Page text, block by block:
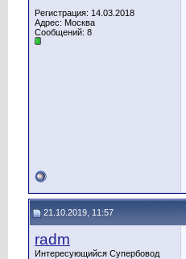
Регистрация: 14.03.2018
Адрес: Москва
Сообщений: 8
21.10.2019, 11:57
radm
Интересующийся Супербовод